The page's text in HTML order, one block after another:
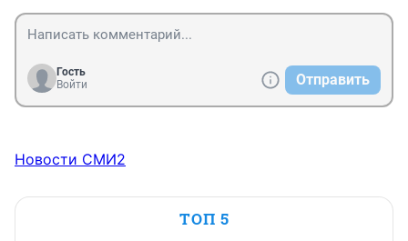
Гость
Войти
Отправить
Новости СМИ2
ТОП 5